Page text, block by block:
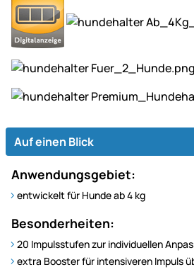
Auf einen Blick
Anwendungsgebiet:
entwickelt für Hunde ab 4 kg
Besonderheiten:
20 Impulsstufen zur individuellen
extra Booster für intensiveren Impuls